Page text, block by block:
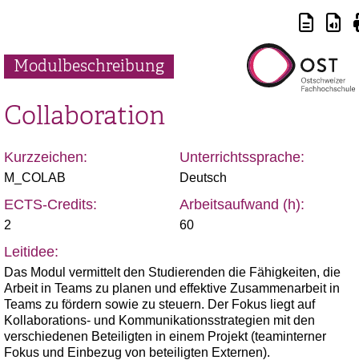
Modulbeschreibung
Collaboration
Kurzzeichen:
M_COLAB
Unterrichtssprache:
Deutsch
ECTS-Credits:
2
Arbeitsaufwand (h):
60
Leitidee:
Das Modul vermittelt den Studierenden die Fähigkeiten, die
Arbeit in Teams zu planen und effektive Zusammenarbeit in
Teams zu fördern sowie zu steuern. Der Fokus liegt auf
Kollaborations- und Kommunikationsstrategien mit den
verschiedenen Beteiligten in einem Projekt (teaminterner
Fokus und Einbezug von beteiligten Externen).